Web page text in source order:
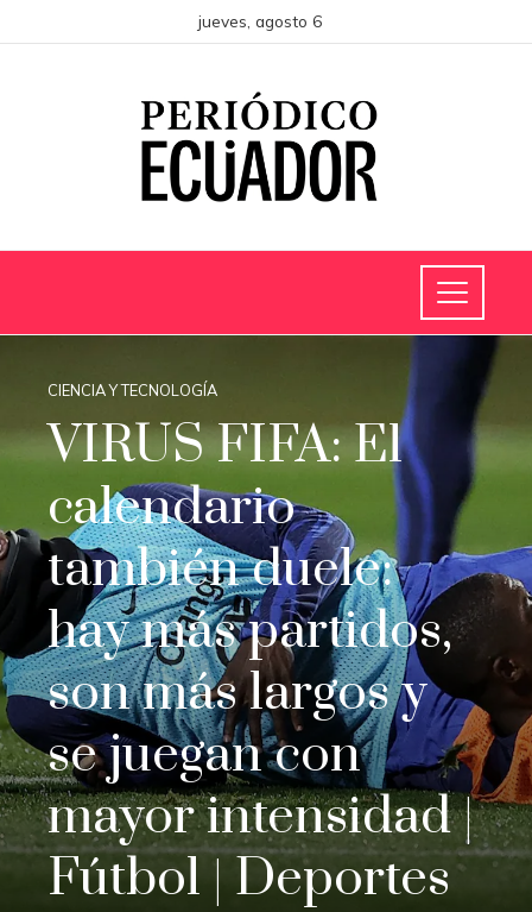
jueves, agosto 6
CIENCIA Y TECNOLOGÍA
VIRUS FIFA: El
calendario
también duele:
hay más partidos,
son más largos y
se juegan con
mayor intensidad |
Fútbol | Deportes